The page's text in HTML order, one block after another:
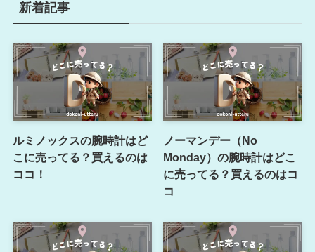
新着記事
ルミノックスの腕時計はど
こに売ってる？買えるのは
ココ！
ノーマンデー（No
Monday）の腕時計はどこ
に売ってる？買えるのはコ
コ